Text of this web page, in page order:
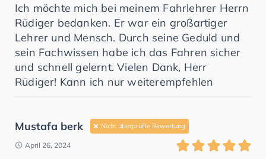
Ich möchte mich bei meinem Fahrlehrer Herrn
Rüdiger bedanken. Er war ein großartiger
Lehrer und Mensch. Durch seine Geduld und
sein Fachwissen habe ich das Fahren sicher
und schnell gelernt. Vielen Dank, Herr
Rüdiger! Kann ich nur weiterempfehlen
Mustafa berk Nicht überprüfte Bewertung
April 26, 2024